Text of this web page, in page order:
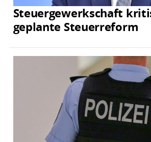
Steuergewerkschaft
geplante Steuerreform